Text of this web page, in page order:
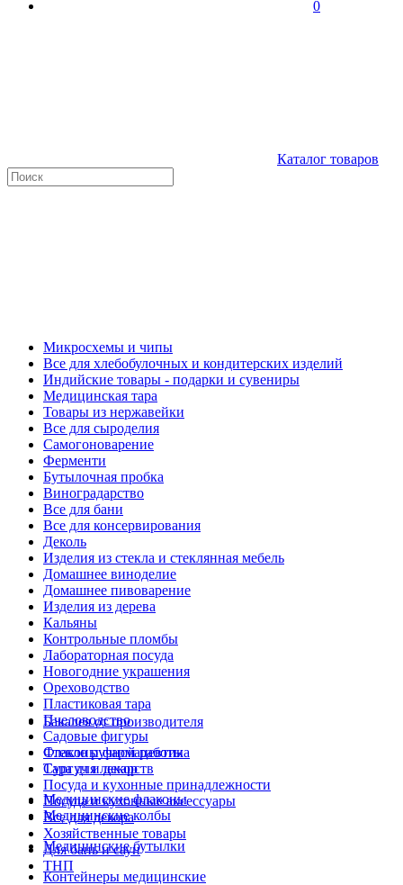
0
Каталог товаров
Микросхемы и чипы
Все для хлебобулочных и кондитерских изделий
Индийские товары - подарки и сувениры
Медицинская тара
Товары из нержавейки
Все для сыроделия
Самогоноварение
Ферменти
Бутылочная пробка
Виноградарство
Все для бани
Все для консервирования
Деколь
Изделия из стекла и стеклянная мебель
Домашнее виноделие
Домашнее пивоварение
Изделия из дерева
Кальяны
Контрольные пломбы
Лабораторная посуда
Новогодние украшения
Ореховодство
Пластиковая тара
Пчеловодство
Садовые фигуры
Стекло ручной работы
Сургуч и декор
Посуда и кухонные принадлежности
Посуда и кухонные аксессуары
Все для декора
Хозяйственные товары
Для бань и саун
ТНП
Бакалея от производителя
Флаконы фармацевтика
Тара для лекарств
Медицинские флаконы
Медицинские колбы
Медицинские бутылки
Контейнеры медицинские